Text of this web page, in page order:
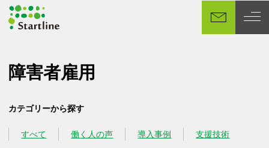
イ
へ
移
障害者雇用
カテゴリーから探す
カテゴリー
すべて
カテゴリー
働く人の声
カテゴリー
導入事例
カテゴリー
支援技術